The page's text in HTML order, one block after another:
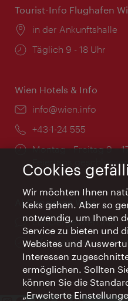
Tourist-Info Flughafen
Ort:
in der Ankunftshalle
Öffnungszeiten:
Täglich 9 - 18 Uhr
Wien Hotels & Info
Email:
info@wien.info
Telefon:
+43-1-24 555
Öffnungszeiten:
Montag - Freitag 9 –
Feiertags geschlossen
AI Concierge Wien
Ort:
concierge.wien.info
Öffnungszeiten:
Informationen rund
Cookies
Wir möchten Ihnen
Keks gehen. Aber so
notwendig, um Ihnen
Service zu bieten und
Websites und
Interessen
ermöglichen. Sollten
können Sie die
„Erweiterte